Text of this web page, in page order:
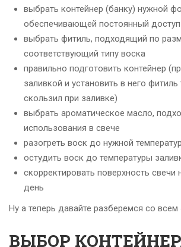
выбрать контейнер (банку) нужной
обеспечивающей постоянный
выбрать фитиль, подходящий по
соответствующий типу воска
правильно подготовить контейнер
заливкой и установить в него
скользил при заливке)
выбрать ароматическое масло,
использования в свече
разогреть воск до нужной
остудить воск до температуры
скорректировать поверхность
день
Ну а теперь давайте разберемся со всем
ВЫБОР